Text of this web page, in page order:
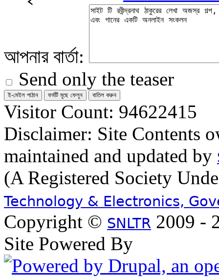
আপনার বার্তা:
Send only the teaser
Visitor Count: 94622415
Disclaimer: Site Contents
maintained and updated by
(A Registered Society
Technology & Electronics,
Copyright © SNLTR 2009 -
Site Powered By